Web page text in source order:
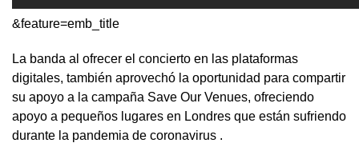
&feature=emb_title
La banda al ofrecer el concierto en las plataformas
digitales, también aprovechó la oportunidad para compartir
su apoyo a la campaña Save Our Venues, ofreciendo
apoyo a pequeños lugares en Londres que están sufriendo
durante la pandemia de coronavirus .